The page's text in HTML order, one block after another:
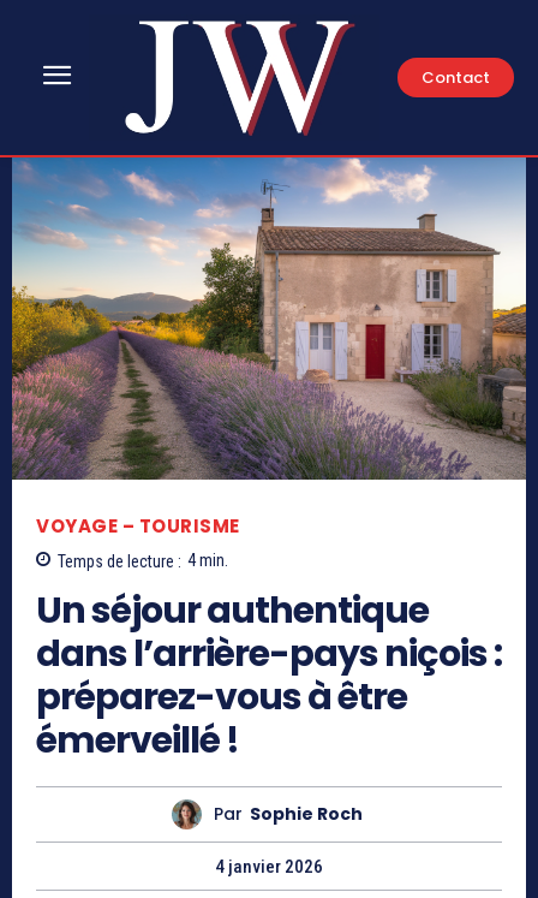
Contact
VOYAGE – TOURISME
Temps de lecture : 4min.
Un séjour authentique
dans l’arrière-pays niçois :
préparez-vous à être
émerveillé !
Par Sophie Roch
4 janvier 2026